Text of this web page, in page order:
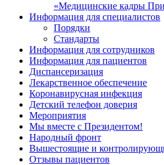
«Медицинские кадры
Информация для специалистов
Порядки
Стандарты
Информация для сотрудников
Информация для пациентов
Диспансеризация
Лекарственное обеспечение
Коронавирусная инфекция
Детский телефон доверия
Мероприятия
Мы вместе с Президентом!
Народный фронт
Вышестоящие и
Отзывы пациентов